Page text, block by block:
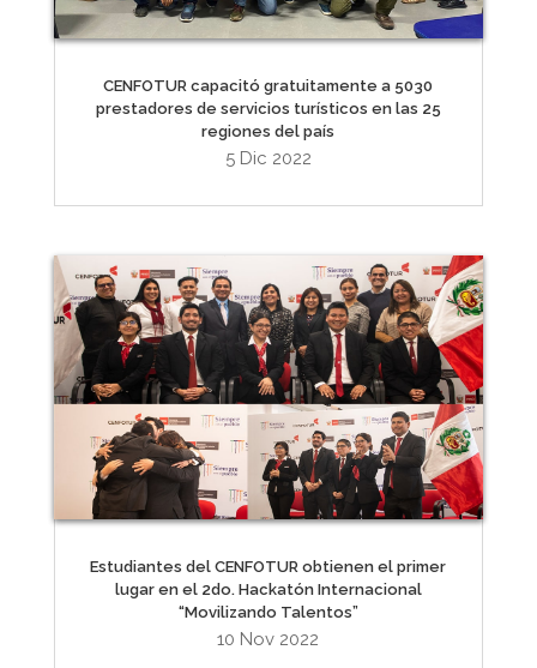
CENFOTUR capacitó gratuitamente a 5030
prestadores de servicios turísticos en las 25
regiones del país
5 Dic 2022
Estudiantes del CENFOTUR obtienen el primer
lugar en el 2do. Hackatón Internacional
“Movilizando Talentos”
10 Nov 2022